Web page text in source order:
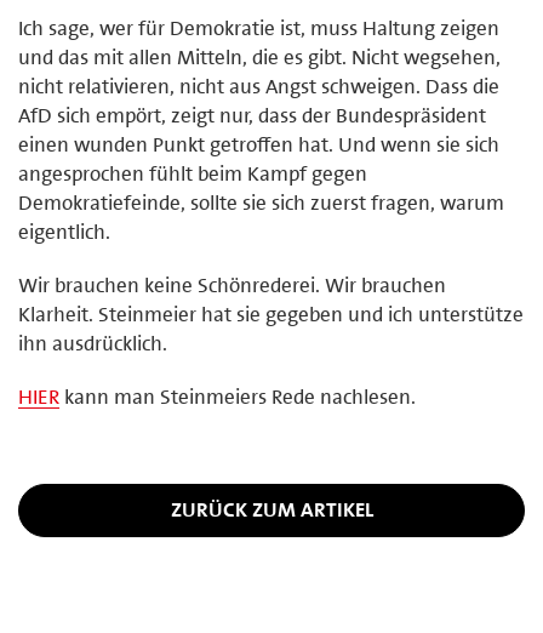
Ich sage, wer für Demokratie ist, muss Haltung zeigen
und das mit allen Mitteln, die es gibt. Nicht wegsehen,
nicht relativieren, nicht aus Angst schweigen. Dass die
AfD sich empört, zeigt nur, dass der Bundespräsident
einen wunden Punkt getroffen hat. Und wenn sie sich
angesprochen fühlt beim Kampf gegen
Demokratiefeinde, sollte sie sich zuerst fragen, warum
eigentlich.
Wir brauchen keine Schönrederei. Wir brauchen
Klarheit. Steinmeier hat sie gegeben und ich unterstütze
ihn ausdrücklich.
HIER kann man Steinmeiers Rede nachlesen.
ZURÜCK ZUM ARTIKEL